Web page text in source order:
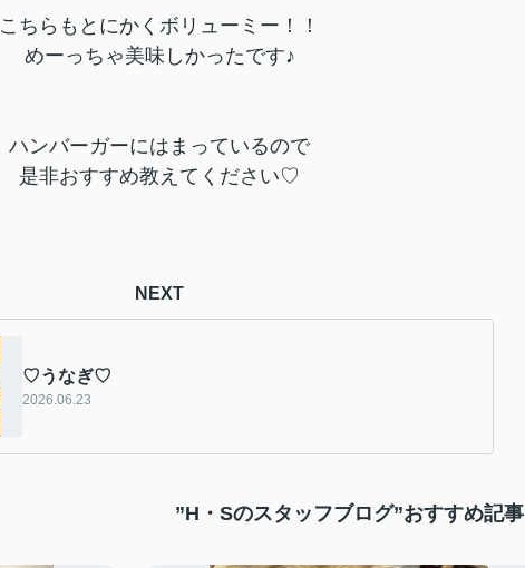
こちらもとにかくボリューミー！！
めーっちゃ美味しかったです♪
ハンバーガーにはまっているので
是非おすすめ教えてください♡
NEXT
♡うなぎ♡
2026.06.23
”H・Sのスタッフブログ”おすすめ記事